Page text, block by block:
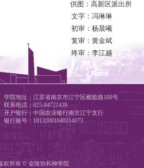
供图：高新区派出所
文字：冯琳琳
初审：杨晨曦
复审：黄金斌
终审：李江越
学院地址：江苏省南京市江宁区樵歌路100号
联系电话：025-84721439
开户银行：中国农业银行南京江宁支行
银行账号：10132001040214073
权所有 © 金陵协和神学院